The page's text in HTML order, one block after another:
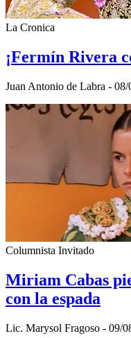
La Cronica
¡Fermín Rivera
Juan Antonio de Labra - 08/
Columnista Invitado
Miriam Cabas
con la espada
Lic. Marysol Fragoso - 09/